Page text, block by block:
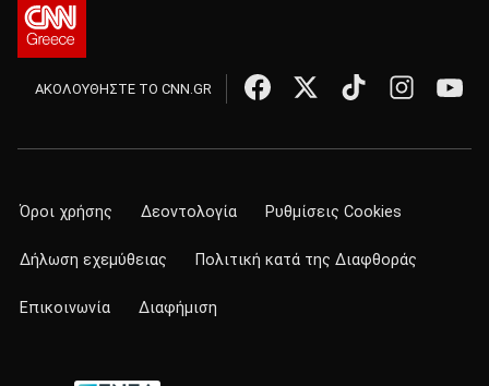
ΑΚΟΛΟΥΘΗΣΤΕ ΤΟ CNN.GR
Όροι χρήσης Δεοντολογία Ρυθμίσεις Cookies
Δήλωση εχεμύθειας Πολιτική κατά της Διαφθοράς
Επικοινωνία Διαφήμιση